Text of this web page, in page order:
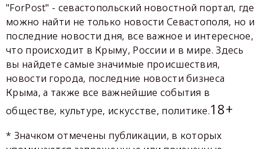
"ForPost" - севастопольский новостной портал, где
можно найти не только новости Севастополя, но и
последние новости дня, все важное и интересное,
что происходит в Крыму, России и в мире. Здесь
вы найдете самые значимые происшествия,
новости города, последние новости бизнеса
Крыма, а также все важнейшие события в
обществе, культуре, искусстве, политике.18+
* Значком отмечены публикации, в которых